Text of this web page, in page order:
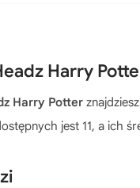
Harry
Harry Potter
jest 11, a ich